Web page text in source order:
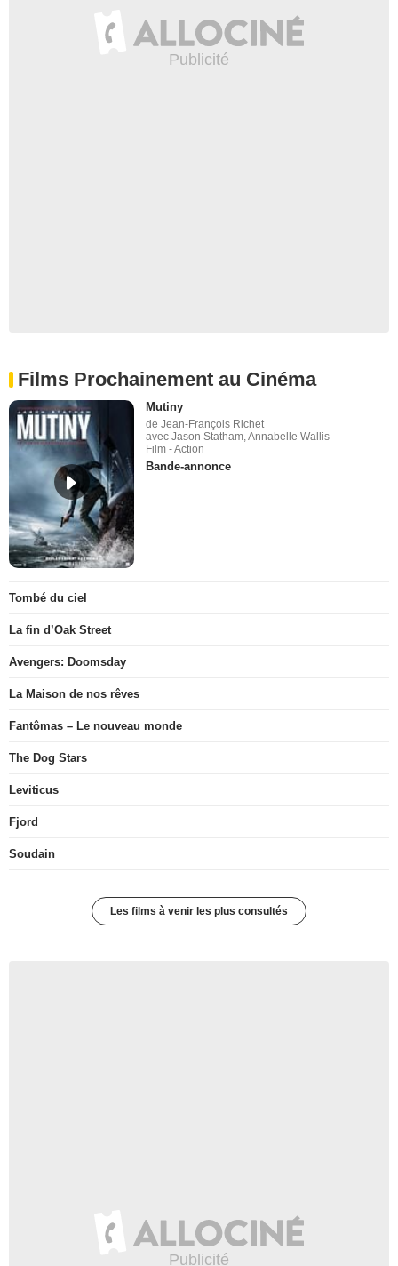
Films Prochainement au Cinéma
Mutiny
de Jean-François Richet
avec Jason Statham, Annabelle Wallis
Film - Action
Bande-annonce
Tombé du ciel
La fin d’Oak Street
Avengers: Doomsday
La Maison de nos rêves
Fantômas – Le nouveau monde
The Dog Stars
Leviticus
Fjord
Soudain
Les films à venir les plus consultés